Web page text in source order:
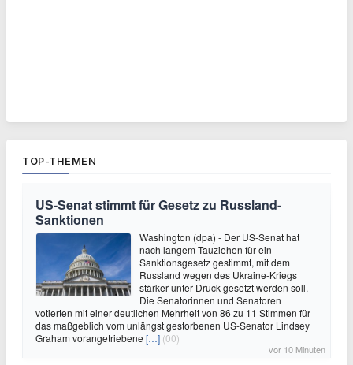
TOP-THEMEN
US-Senat stimmt für Gesetz zu Russland-
Sanktionen
Washington (dpa) - Der US-Senat hat
nach langem Tauziehen für ein
Sanktionsgesetz gestimmt, mit dem
Russland wegen des Ukraine-Kriegs
stärker unter Druck gesetzt werden soll.
Die Senatorinnen und Senatoren
votierten mit einer deutlichen Mehrheit von 86 zu 11 Stimmen für
das maßgeblich vom unlängst gestorbenen US-Senator Lindsey
Graham vorangetriebene […] (00)
vor 10 Minuten